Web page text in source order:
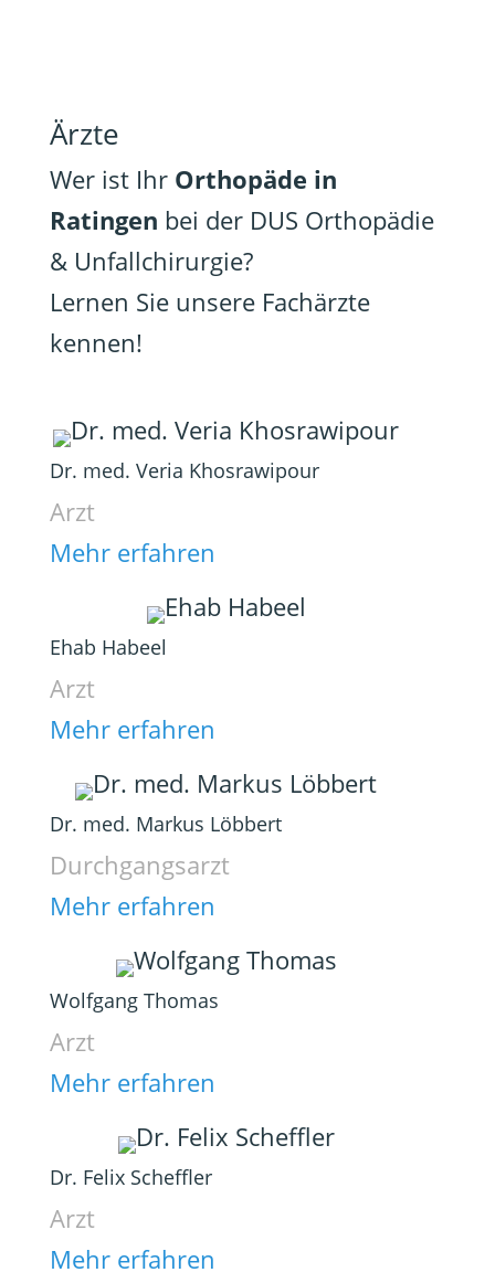
Ärzte
Wer ist Ihr Orthopäde in
Ratingen bei der DUS Orthopädie
& Unfallchirurgie?
Lernen Sie unsere Fachärzte
kennen!
Dr. med. Veria Khosrawipour
Arzt
Mehr erfahren
Ehab Habeel
Arzt
Mehr erfahren
Dr. med. Markus Löbbert
Durchgangsarzt
Mehr erfahren
Wolfgang Thomas
Arzt
Mehr erfahren
Dr. Felix Scheffler
Arzt
Mehr erfahren